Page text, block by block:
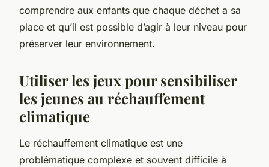
comprendre aux enfants que chaque déchet a sa
place et qu’il est possible d’agir à leur niveau pour
préserver leur environnement.
Utiliser les jeux pour sensibiliser
les jeunes au réchauffement
climatique
Le réchauffement climatique est une
problématique complexe et souvent difficile à